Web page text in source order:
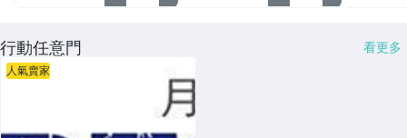
行動任意門 看更多
人氣賣家